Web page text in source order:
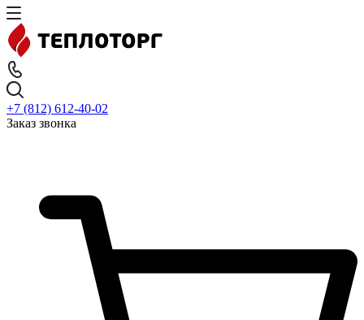
+7 (812) 612-40-02
Заказ звонка